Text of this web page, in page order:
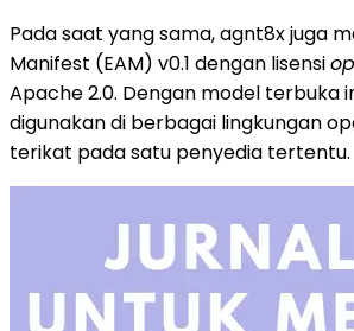
Pada saat yang sama, agnt8x juga
Manifest (EAM) v0.1 dengan lisensi
Apache 2.0. Dengan model terbuka
digunakan di berbagai lingkungan
terikat pada satu penyedia tertentu.